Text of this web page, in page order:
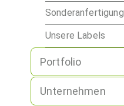
Sonderanfertigung
Unsere Labels
Portfolio
Unternehmen